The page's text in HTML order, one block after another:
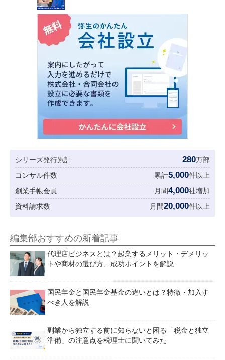
シリーズ発行累計 280万部
コンサル件数
累計5,000件以上
創業手帳会員
月間4,000社増加
資料請求数
月間20,000件以上
編集部おすすめの新着記事
代理店ビジネスとは？起業するメリット・デメリッ
トや商材の選び方、成功ポイントを解説
国民年金と国民年金基金の違いとは？特徴・加入す
べき人を解説
副業から独立する前に知らないと困る「税金と独立
準備」の注意点を税理士に聞いてみた